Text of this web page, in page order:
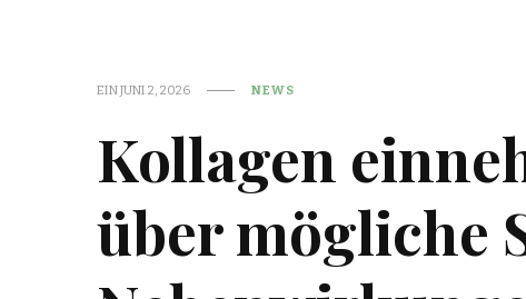
EINJUNI 2, 2026 NEWS
Kollagen
über mögliche